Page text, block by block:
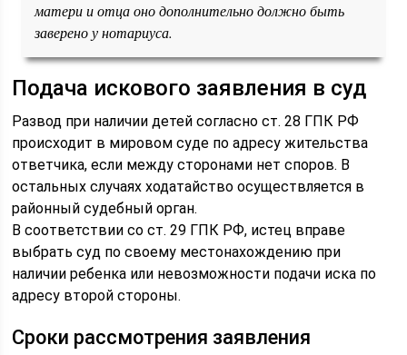
матери и отца оно дополнительно должно быть
заверено у нотариуса.
Подача искового заявления в суд
Развод при наличии детей согласно ст. 28 ГПК РФ
происходит в мировом суде по адресу жительства
ответчика, если между сторонами нет споров. В
остальных случаях ходатайство осуществляется в
районный судебный орган.
В соответствии со ст. 29 ГПК РФ, истец вправе
выбрать суд по своему местонахождению при
наличии ребенка или невозможности подачи иска по
адресу второй стороны.
Сроки рассмотрения заявления